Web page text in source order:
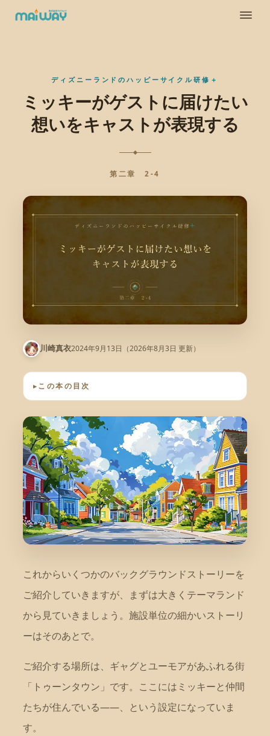
ディズニーランドのハッピーサイクル研修＋
ミッキーがゲストに届けたい
想いをキャストが表現する
第二章 2-4
川崎真衣2024年9月13日 （2026年8月3日 更新）
この本の目次
これからいくつかのバックグラウンドストーリーを
ご紹介していきますが、まずは大きくテーマランド
から見ていきましょう。施設単位の細かいストーリ
ーはそのあとで。
ご紹介する場所は、ギャグとユーモアがあふれる街
「トゥーンタウン」です。ここにはミッキーと仲間
たちが住んでいる——、という設定になっていま
す。